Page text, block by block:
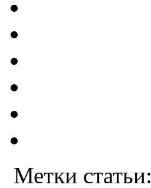
Метки статьи: